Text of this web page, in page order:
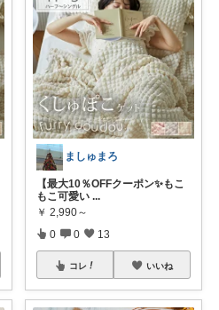
ましゅまろ
【最大10％OFFクーポン✨もこ
もこ可愛い ...
￥ 2,990～
0 0 13
コレ いいね